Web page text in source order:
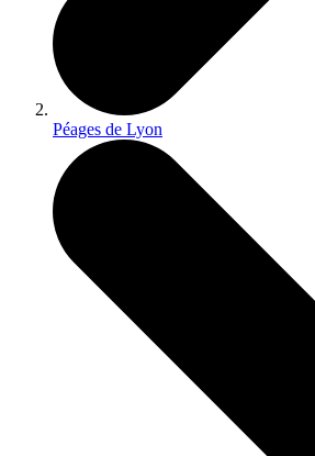
Péages de Lyon